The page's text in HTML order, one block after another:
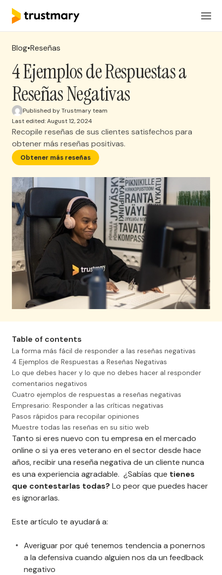
Productos
Soluciones
Precios
Recursos
ES
Iniciar Sesión
Blog•Reseñas
4 Ejemplos de Respuestas a
Reseñas Negativas
Published by Trustmary team
Last edited: August 12, 2024
Recopile reseñas de sus clientes satisfechos para
obtener más reseñas positivas.
Obtener más reseñas
Table of contents
La forma más fácil de responder a las reseñas negativas
4 Ejemplos de Respuestas a Reseñas Negativas
Lo que debes hacer y lo que no debes hacer al responder
comentarios negativos
Cuatro ejemplos de respuestas a reseñas negativas
Empresario: Responder a las críticas negativas
Pasos rápidos para recopilar opiniones
Muestre todas las reseñas en su sitio web
Tanto si eres nuevo con tu empresa en el mercado
online o si ya eres veterano en el sector desde hace
años, recibir una reseña negativa de un cliente nunca
es una experiencia agradable. ¿Sabías que tienes
que contestarlas todas? Lo peor que puedes hacer
es ignorarlas.
Este artículo te ayudará a:
Averiguar por qué tenemos tendencia a ponernos
a la defensiva cuando alguien nos da un feedback
negativo
Consigue reseñas de clientes de manera
automática con Trustmary
Conseguir reseñas
Eri Abisai Hernández
Villanueva
Súper fácil y muy rápido
proceso para generar
formularios de feedback y por
supuesto activos de prueba
social, además de contar con
el mejor precio. 100%
recomendable
Page 4 of 4